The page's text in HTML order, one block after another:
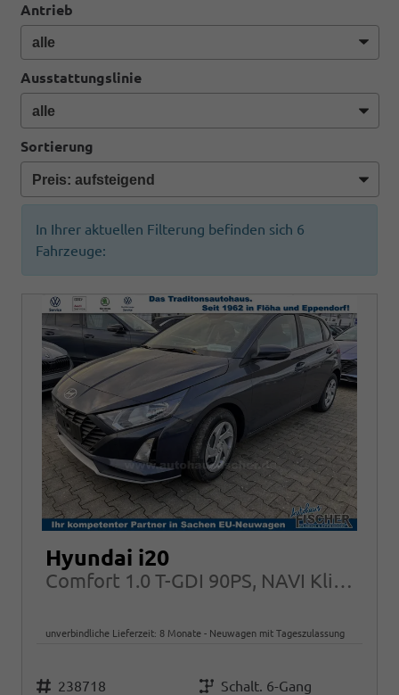
Antrieb
Ausstattungslinie
Sortierung
In Ihrer aktuellen Filterung befinden sich 6
Fahrzeuge:
Hyundai i20
Comfort 1.0 T-GDI 90PS, NAVI Klima PDC Rückfahrkamera Tempomat Alarm
unverbindliche Lieferzeit: 8 Monate Neuwagen mit Tageszulassung
Fahrzeugnr.
238718
Getriebe
Schalt. 6-Gang